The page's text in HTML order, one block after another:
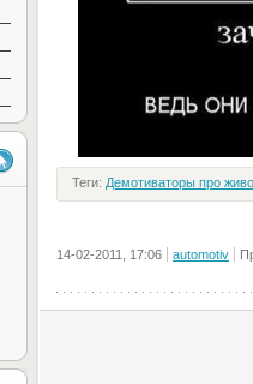
Теги: Демотиваторы про
14-02-2011, 17:06 automotiv